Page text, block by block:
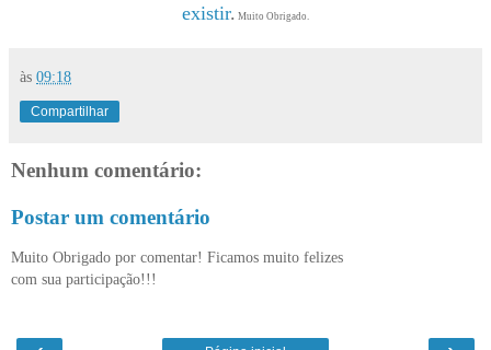
existir. Muito Obrigado.
às 09:18
Compartilhar
Nenhum comentário:
Postar um comentário
Muito Obrigado por comentar! Ficamos muito felizes
com sua participação!!!